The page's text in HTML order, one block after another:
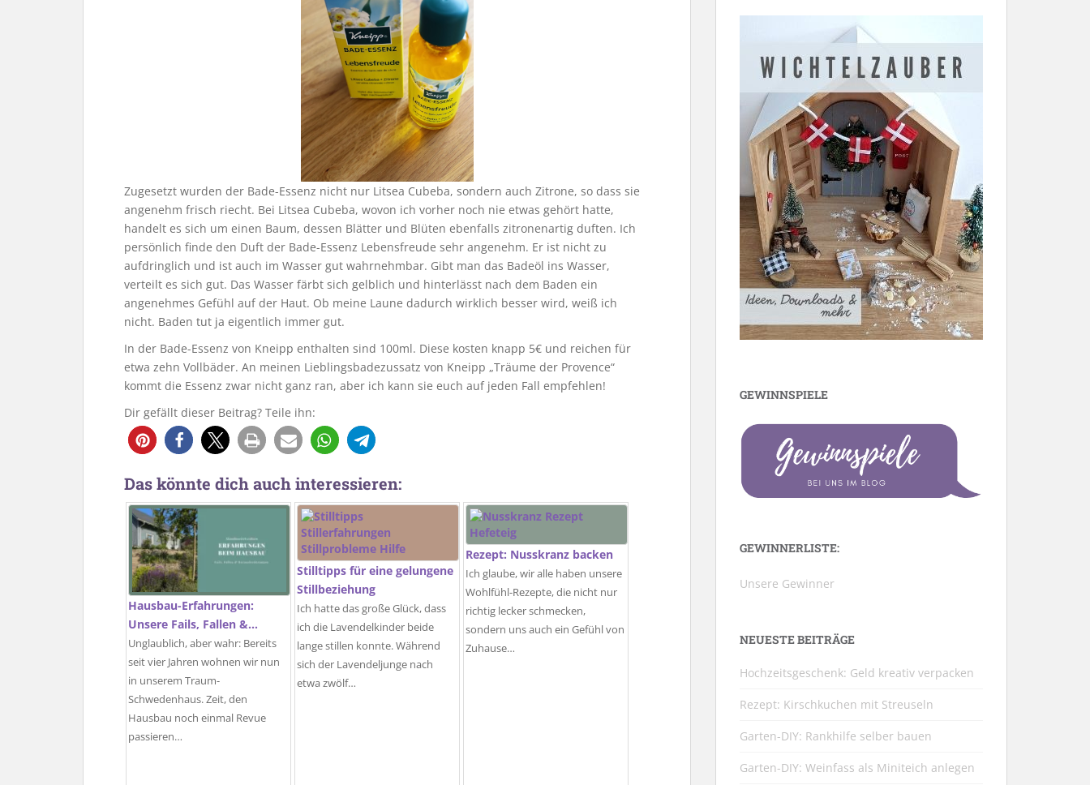
Zugesetzt wurden der Bade-Essenz nicht nur Litsea Cubeba, sondern auch Zitrone, so dass sie
angenehm frisch riecht. Bei Litsea Cubeba, wovon ich vorher noch nie etwas gehört hatte,
handelt es sich um einen Baum, dessen Blätter und Blüten ebenfalls zitronenartig duften. Ich
persönlich finde den Duft der Bade-Essenz Lebensfreude sehr angenehm. Er ist nicht zu
aufdringlich und ist auch im Wasser gut wahrnehmbar. Gibt man das Badeöl ins Wasser,
verteilt es sich gut. Das Wasser färbt sich gelblich und hinterlässt nach dem Baden ein
angenehmes Gefühl auf der Haut. Ob meine Laune dadurch wirklich besser wird, weiß ich
nicht. Baden tut ja eigentlich immer gut.
In der Bade-Essenz von Kneipp enthalten sind 100ml. Diese kosten knapp 5€ und reichen für
etwa zehn Vollbäder. An meinen Lieblingsbadezussatz von Kneipp „Träume der Provence“
kommt die Essenz zwar nicht ganz ran, aber ich kann sie euch auf jeden Fall empfehlen!
Dir gefällt dieser Beitrag? Teile ihn:
1
Das könnte dich auch interessieren:
Hausbau-Erfahrungen:
Unsere Fails, Fallen &…
Unglaublich, aber wahr: Bereits
seit vier Jahren wohnen wir nun
in unserem Traum-
Schwedenhaus. Zeit, den
Hausbau noch einmal Revue
passieren…
Stilltipps für eine gelungene
Stillbeziehung
Ich hatte das große Glück, dass
ich die Lavendelkinder beide
lange stillen konnte. Während
sich der Lavendeljunge nach
etwa zwölf…
Rezept: Nusskranz backen
Ich glaube, wir alle haben unsere
Wohlfühl-Rezepte, die nicht nur
richtig lecker schmecken,
sondern uns auch ein Gefühl von
Zuhause…
GEWINNSPIELE
GEWINNERLISTE:
Unsere Gewinner
NEUESTE BEITRÄGE
Hochzeitsgeschenk: Geld kreativ verpacken
Rezept: Kirschkuchen mit Streuseln
Garten-DIY: Rankhilfe selber bauen
Garten-DIY: Weinfass als Miniteich anlegen